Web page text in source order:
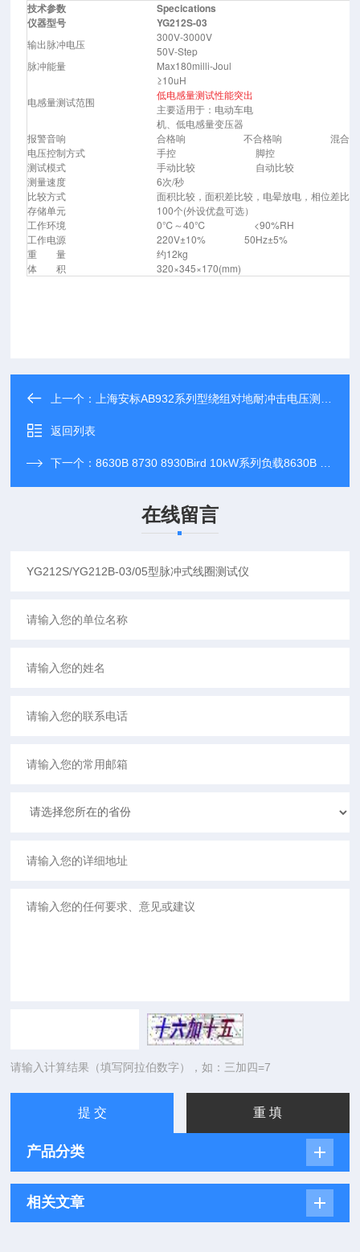
技术参数
Specications
仪器型号
YG212S-03
输出脉冲电压
300V-3000V
50V-Step
脉冲能量
Max180milli-Joul
电感量测试范围
≥10uH
低电感量测试性能突出
主要适用于：电动车电
机、低电感量变压器
报警音响
合格响 不合格响 混合声
电压控制方式
手控 脚控
测试模式
手动比较 自动比较
测量速度
6次/秒
比较方式
面积比较，面积差比较，电晕放电，相位差比较
存储单元
100个(外设优盘可选）
工作环境
0℃～40℃ <90%RH
工作电源
220V±10% 50Hz±5%
重 量
约12kg
体 积
320×345×170(mm)
上一个： 上海安标AB932系列型绕组对地耐冲击电压测试仪
返回列表
下一个：8630B 8730 8930Bird 10kW系列负载8630B 8730 8930
在线留言
请输入计算结果（填写阿拉伯数字），如：三加四=7
产品分类
相关文章